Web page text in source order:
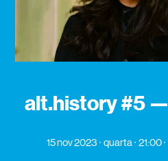
alt.history #5 —
15 nov 2023 quarta 21:00